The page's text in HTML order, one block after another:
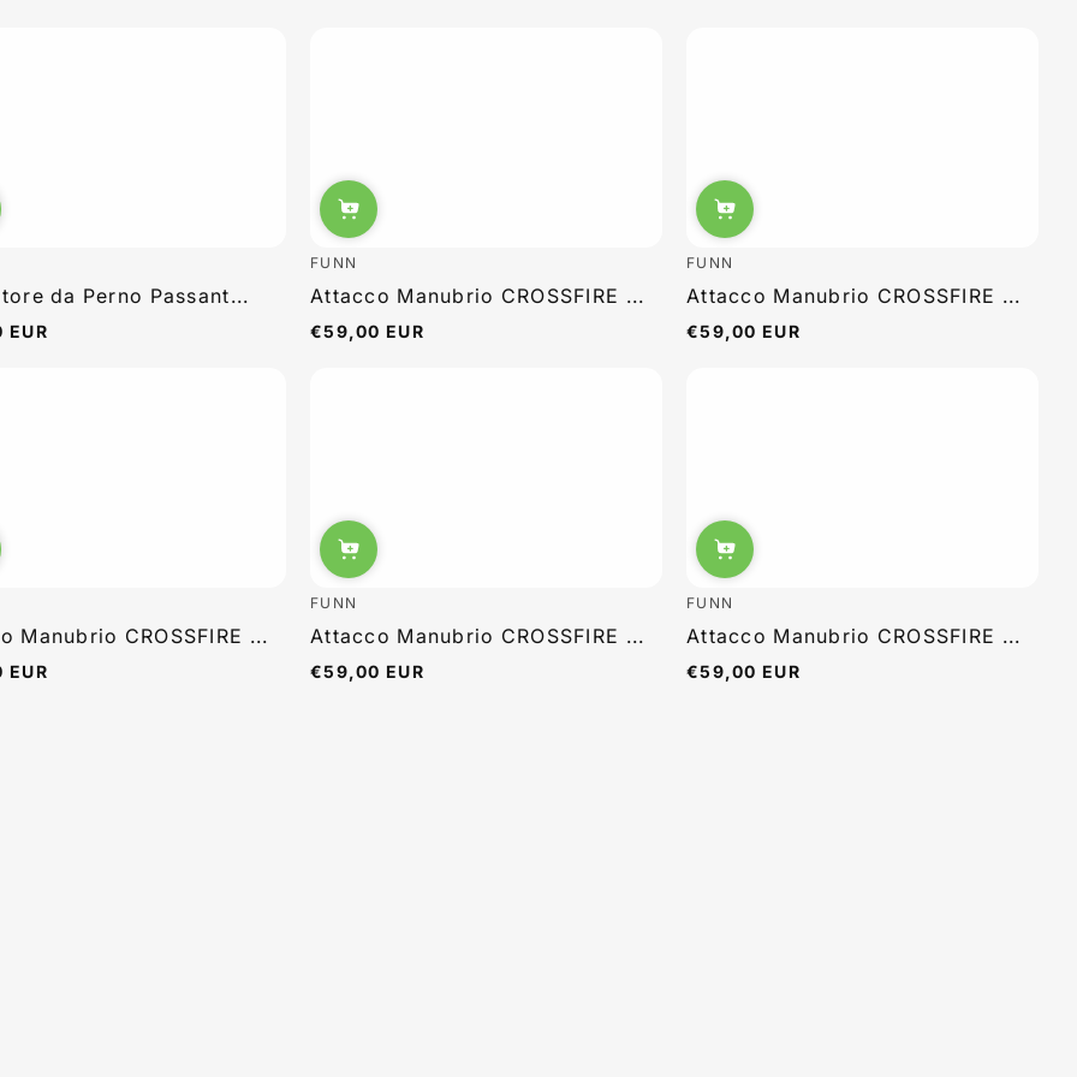
da Perno Passant...
FUNN
Attacco Manubrio CROSSFIRE ...
Prezzo
€59,00 EUR
FUNN
Attacco Manubrio CROSSFIRE ...
Prezzo
€59,00 EUR
Manubrio CROSSFIRE ...
FUNN
Attacco Manubrio CROSSFIRE ...
Prezzo
€59,00 EUR
FUNN
Attacco Manubrio CROSSFIRE ...
Prezzo
€59,00 EUR